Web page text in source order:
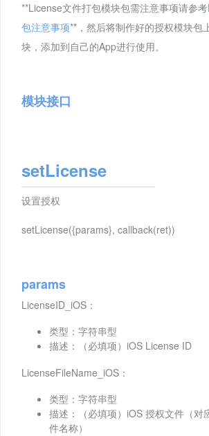
**License文件打包模块包需注意事项请参考
包注意事项**，然后将制作好的授权模块包
块，添加到自己的App进行使用。
模块接口
setLicense
设置授权
setLicense({params}, callback(ret))
params
LicenseID_iOS：
类型：字符串型
描述：（必填项）iOS License ID
LicenseFileName_iOS：
类型：字符串型
描述：（必填项）iOS 授权文件（对
件名称）